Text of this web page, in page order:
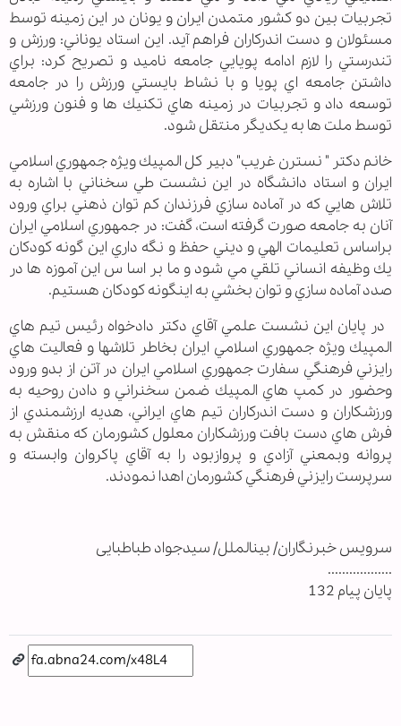
تجربيات بين دو كشور متمدن ايران و يونان در اين زمينه توسط
مسئولان و دست اندركاران فراهم آيد. اين استاد يوناني: ورزش و
تندرستي را لازم ادامه پويايي جامعه ناميد و تصريح كرد: براي
داشتن جامعه اي پويا و با نشاط بايستي ورزش را در جامعه
توسعه داد و تجربيات در زمينه هاي تكنيك ها و فنون ورزشي
توسط ملت ها به يكديگر منتقل شود.
خانم دكتر " نسترن غريب" دبير كل المپيك ويژه جمهوري اسلامي
ايران و استاد دانشگاه در اين نشست طي سخناني با اشاره به
تلاش هايي كه در آماده سازي فرزندان كم توان ذهني براي ورود
آنان به جامعه صورت گرفته است، گفت: در جمهوري اسلامي ايران
براساس تعليمات الهي و ديني حفظ و نگه داري اين گونه كودكان
يك وظيفه انساني تلقي مي شود و ما بر اسا س اين آموزه ها در
صدد آماده سازي و توان بخشي به اينگونه كودكان هستيم.
در پايان این نشست علمي آقاي دكتر دادخواه رئيس تيم هاي
المپيك ويژه جمهوري اسلامي ايران بخاطر تلاشها و فعاليت هاي
رايزني فرهنگي سفارت جمهوري اسلامي ايران در آتن از بدو ورود
وحضور در كمپ هاي المپيك ضمن سخنراني و دادن روحيه به
ورزشكاران و دست اندركاران تيم هاي ايراني، هديه ارزشمندي از
فرش هاي دست بافت ورزشكاران معلول كشورمان كه منقش به
پروانه وبمعني آزادي و پروازبود را به آقاي پاكروان وابسته و
سرپرست رايزني فرهنگي كشورمان اهدا نمودند.
سرويس خبرنگاران/ بين‏الملل/ سیدجواد طباطبایی
..................
پایان پیام 132